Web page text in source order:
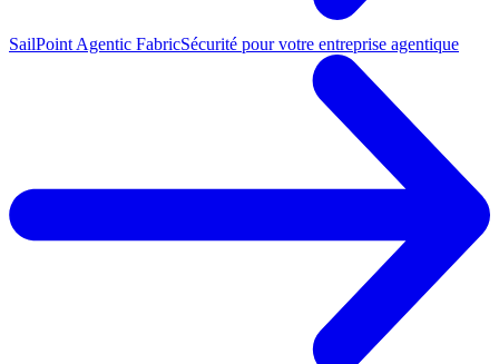
SailPoint Agentic FabricSécurité pour votre entreprise agentique